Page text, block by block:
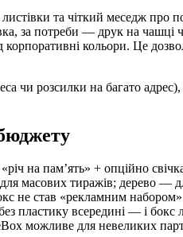
та чіткий меседж
за потреби — друк на
кольори. Це
розсилки на багато
на пам’ять» + опційно
масових тиражів; дерево —
не став «рекламним
пластику всередині — і
можливе для невеликих